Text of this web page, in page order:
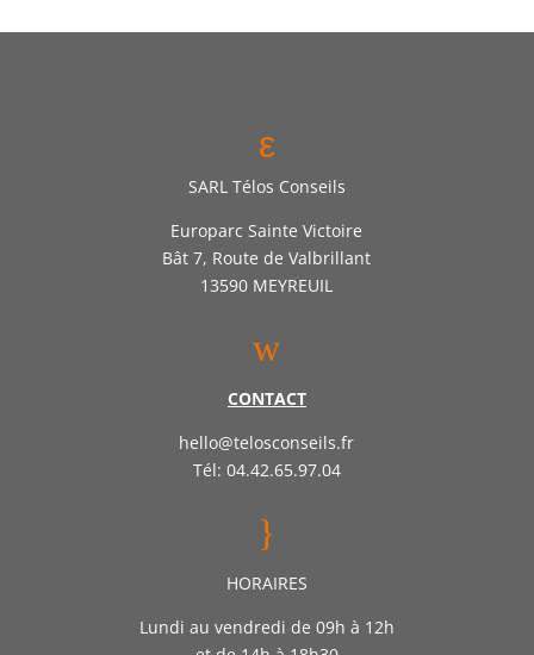
ε
SARL Télos Conseils
Europarc Sainte Victoire
Bât 7, Route de Valbrillant
13590 MEYREUIL
w
CONTACT
hello@telosconseils.fr
Tél: 04.42.65.97.04
}
HORAIRES
Lundi au vendredi de 09h à 12h